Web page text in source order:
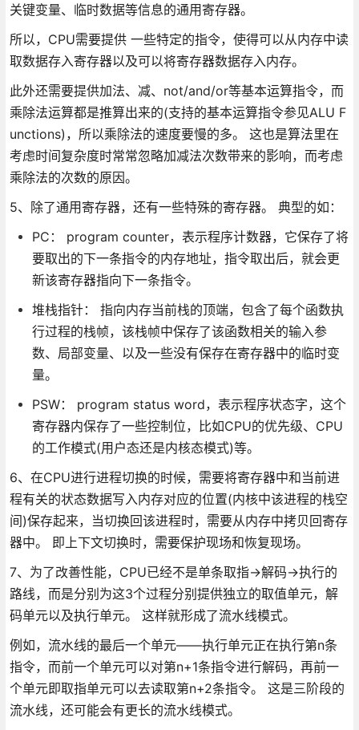
关键变量、临时数据等信息的通用寄存器。
所以，CPU需要提供 一些特定的指令，使得可以从内存中读
取数据存入寄存器以及可以将寄存器数据存入内存。
此外还需要提供加法、减、not/and/or等基本运算指令，而
乘除法运算都是推算出来的(支持的基本运算指令参见ALU F
unctions)，所以乘除法的速度要慢的多。 这也是算法里在
考虑时间复杂度时常常忽略加减法次数带来的影响，而考虑
乘除法的次数的原因。
5、除了通用寄存器，还有一些特殊的寄存器。 典型的如：
PC： program counter，表示程序计数器，它保存了将
要取出的下一条指令的内存地址，指令取出后，就会更
新该寄存器指向下一条指令。
堆栈指针： 指向内存当前栈的顶端，包含了每个函数执
行过程的栈帧，该栈帧中保存了该函数相关的输入参
数、局部变量、以及一些没有保存在寄存器中的临时变
量。
PSW： program status word，表示程序状态字，这个
寄存器内保存了一些控制位，比如CPU的优先级、CPU
的工作模式(用户态还是内核态模式)等。
6、在CPU进行进程切换的时候，需要将寄存器中和当前进
程有关的状态数据写入内存对应的位置(内核中该进程的栈空
间)保存起来，当切换回该进程时，需要从内存中拷贝回寄存
器中。 即上下文切换时，需要保护现场和恢复现场。
7、为了改善性能，CPU已经不是单条取指->解码->执行的
路线，而是分别为这3个过程分别提供独立的取值单元，解
码单元以及执行单元。 这样就形成了流水线模式。
例如，流水线的最后一个单元——执行单元正在执行第n条
指令，而前一个单元可以对第n+1条指令进行解码，再前一
个单元即取指单元可以去读取第n+2条指令。 这是三阶段的
流水线，还可能会有更长的流水线模式。